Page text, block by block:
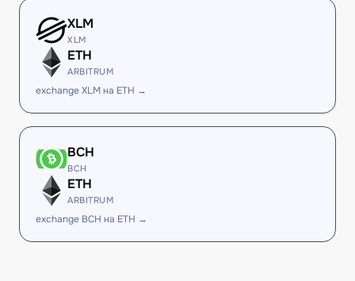
XLM
XLM
ETH
ARBITRUM
exchange XLM на ETH →
BCH
BCH
ETH
ARBITRUM
exchange BCH на ETH →